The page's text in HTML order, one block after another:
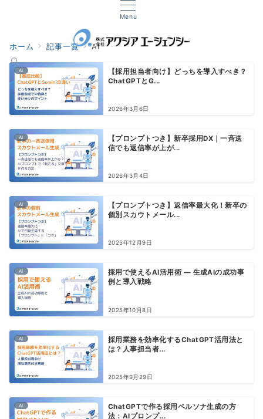
Menu
ホーム 記事一覧 AI
AI
【採用担当者向け】どっちを導入すべき？
ChatGPTとG...
2026年3月6日
AI
【プロンプトつき】新卒採用DX｜一斉送
信でも返信率が上が...
2026年3月4日
AI
【プロンプトつき】返信率最大化！新卒の
個別スカウトメール...
2025年12月9日
AI
採用で使えるAI活用術 — 生成AIの成功事
例と導入戦略
2025年10月8日
AI
採用業務を効率化するChatGPT活用法と
は？人事担当者...
2025年9月29日
AI
ChatGPTで作る採用ペルソナ生成の方
法：AIプロンプ...